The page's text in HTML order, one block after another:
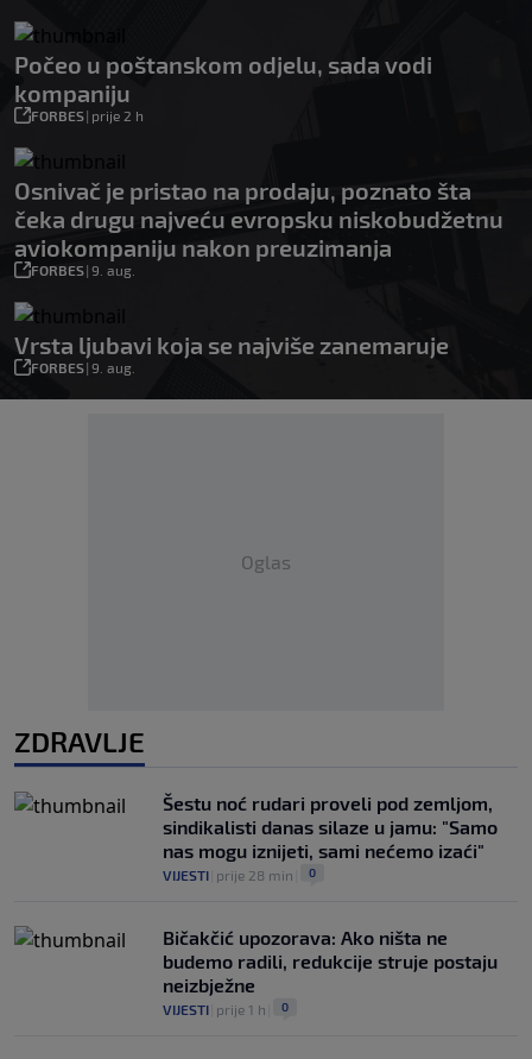
Počeo u poštanskom odjelu, sada vodi
kompaniju
FORBES| prije 2 h
Osnivač je pristao na prodaju, poznato šta
čeka drugu najveću evropsku niskobudžetnu
aviokompaniju nakon preuzimanja
FORBES| 9. aug.
Vrsta ljubavi koja se najviše zanemaruje
FORBES| 9. aug.
Oglas
ZDRAVLJE
Šestu noć rudari proveli pod zemljom,
sindikalisti danas silaze u jamu: "Samo
nas mogu iznijeti, sami nećemo izaći"
VIJESTI prije 28 min 0
Bičakčić upozorava: Ako ništa ne
budemo radili, redukcije struje postaju
neizbježne
VIJESTI prije 1 h 0